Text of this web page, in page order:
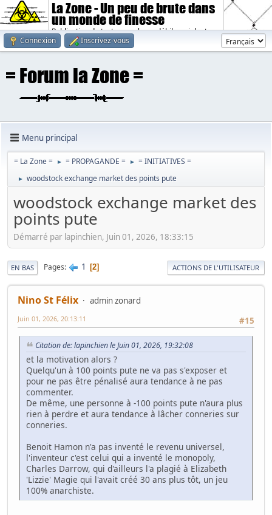
La Zone - Un peu de brute dans
un monde de finesse
Publication de textes sombres, débiles, violents.
Connexion
Inscrivez-vous
Menu principal
= La Zone = ► = PROPAGANDE = ► = INITIATIVES =
► woodstock exchange market des points pute
woodstock exchange market des
points pute
Démarré par lapinchien, Juin 01, 2026, 18:33:15
EN BAS Pages 1 2 ACTIONS DE L'UTILISATEUR
Nino St Félix
admin zonard
#15
Juin 01, 2026, 20:13:11
Citation de: lapinchien le Juin 01, 2026, 19:32:08
et la motivation alors ?
Quelqu'un à 100 points pute ne va pas s'exposer et
pour ne pas être pénalisé aura tendance à ne pas
commenter.
De même, une personne à -100 points pute n'aura plus
rien à perdre et aura tendance à lâcher conneries sur
conneries.
Benoit Hamon n'a pas inventé le revenu universel,
l'inventeur c'est celui qui a inventé le monopoly,
Charles Darrow, qui d'ailleurs l'a plagié à Elizabeth
'Lizzie' Magie qui l'avait créé 30 ans plus tôt, un jeu
100% anarchiste.